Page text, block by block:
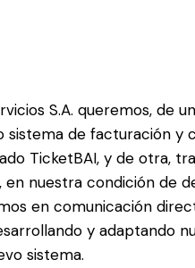
S.A. queremos, de
de facturación y
TicketBAI, y de otra,
en nuestra condición de
en comunicación
y adaptando
sistema.